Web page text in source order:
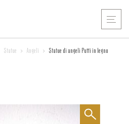
Statue > Angeli > Statue di angeli Putti in legno